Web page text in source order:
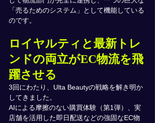
「売るためのシステム」として機能している
のです。
ロイヤルティと最新トレ
ンドの両立がEC物流を飛
躍させる
3回にわたり、Ulta Beautyの戦略を解き明か
してきました。
AIによる摩擦のない購買体験（第1弾）、実
店舗を活用した即日配送などの強固なEC物